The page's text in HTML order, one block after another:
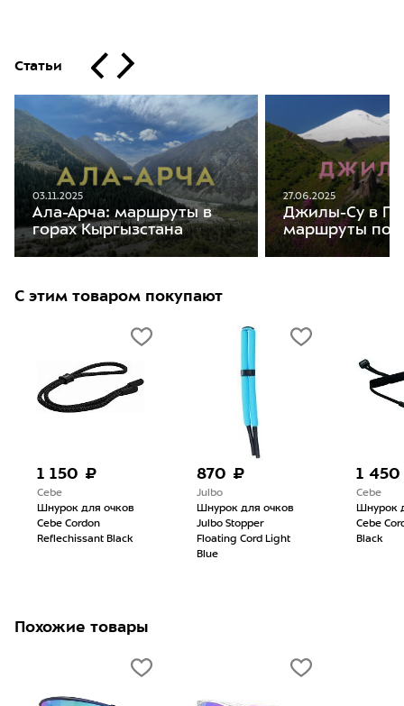
Статьи
03.11.2025
Ала-Арча: маршруты в
горах Кыргызстана
27.06.2025
Джилы-Су в
маршруты
С этим товаром покупают
1 150 ₽
Cebe
Шнурок для очков
Cebe Cordon
Reflechissant Black
870 ₽
Julbo
Шнурок для очков
Julbo Stopper
Floating Cord Light
Blue
1
Cebe
Шнурок
Cebe
Black
Похожие товары